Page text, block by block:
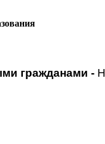
гражданами -